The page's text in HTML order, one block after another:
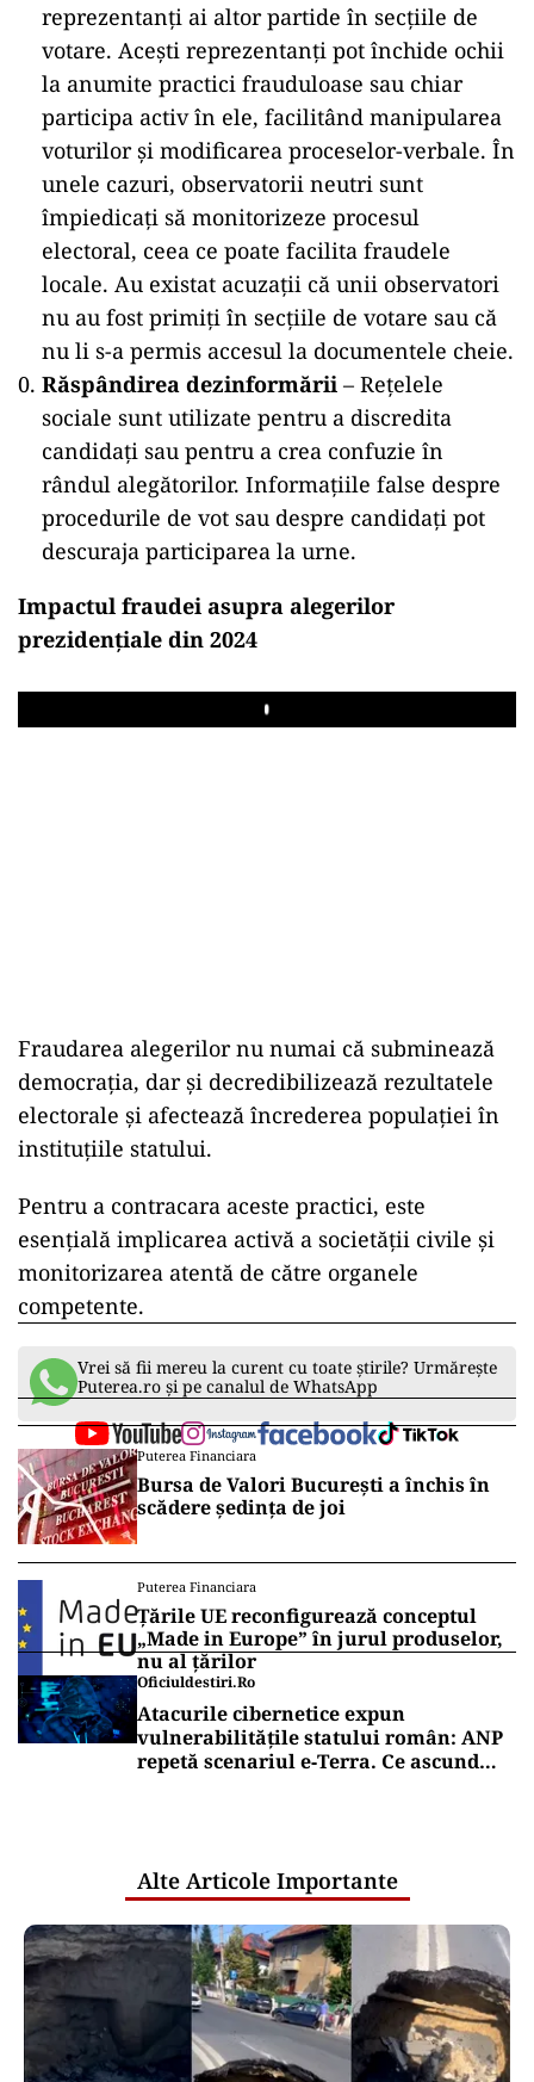
reprezentanți ai altor partide în secțiile de
votare. Acești reprezentanți pot închide ochii
la anumite practici frauduloase sau chiar
participa activ în ele, facilitând manipularea
voturilor și modificarea proceselor-verbale​. În
unele cazuri, observatorii neutri sunt
împiedicați să monitorizeze procesul
electoral, ceea ce poate facilita fraudele
locale. Au existat acuzații că unii observatori
nu au fost primiți în secțiile de votare sau că
nu li s-a permis accesul la documentele cheie.
Răspândirea dezinformării – Rețelele
sociale sunt utilizate pentru a discredita
candidați sau pentru a crea confuzie în
rândul alegătorilor. Informațiile false despre
procedurile de vot sau despre candidați pot
descuraja participarea la urne.
Impactul fraudei asupra alegerilor
prezidențiale din 2024
Play
Fraudarea alegerilor nu numai că subminează
democrația, dar și decredibilizează rezultatele
electorale și afectează încrederea populației în
instituțiile statului.
Pentru a contracara aceste practici, este
esențială implicarea activă a societății civile și
monitorizarea atentă de către organele
competente.
Vrei să fii mereu la curent cu toate știrile? Urmărește
Puterea.ro și pe canalul de WhatsApp
Puterea Financiara
Bursa de Valori București a închis în
scădere ședința de joi
Puterea Financiara
Țările UE reconfigurează conceptul
„Made in Europe” în jurul produselor,
nu al țărilor
Oficiuldestiri.ro
Atacurile cibernetice expun
vulnerabilitățile statului român: ANP
repetă scenariul e‑Terra. Ce ascund
Alte Articole Importante